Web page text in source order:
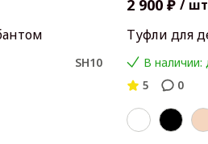
SH10
2 900 ₽ / шт
Туфли для
В наличии:
5
0